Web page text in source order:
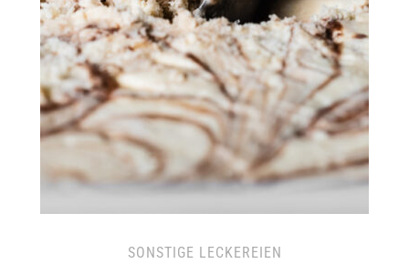
SONSTIGE LECKEREIEN